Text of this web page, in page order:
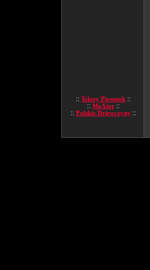
:: Teksty Piosenek ::
:: MaXior ::
:: Polskie Dziewczyny ::